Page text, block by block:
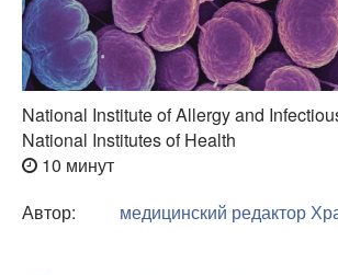
National Institute of Allergy and
National Institutes of Health
10 минут
Автор:
медицинский редактор